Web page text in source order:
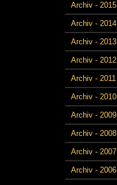
Archiv - 2015
Archiv - 2014
Archiv - 2013
Archiv - 2012
Archiv - 2011
Archiv - 2010
Archiv - 2009
Archiv - 2008
Archiv - 2007
Archiv - 2006